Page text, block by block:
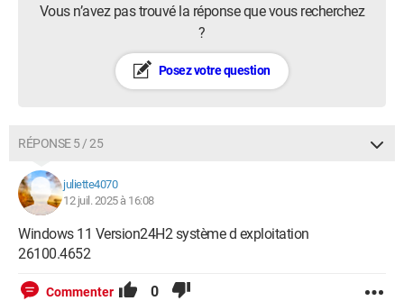
Vous n’avez pas trouvé la réponse que vous recherchez
?
Posez votre question
RÉPONSE 5 / 25
juliette4070
12 juil. 2025 à 16:08
Windows 11 Version24H2 système d exploitation
26100.4652
Commenter 0